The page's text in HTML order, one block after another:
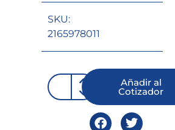
SKU:
2165978011
Añadir al
Cotizador